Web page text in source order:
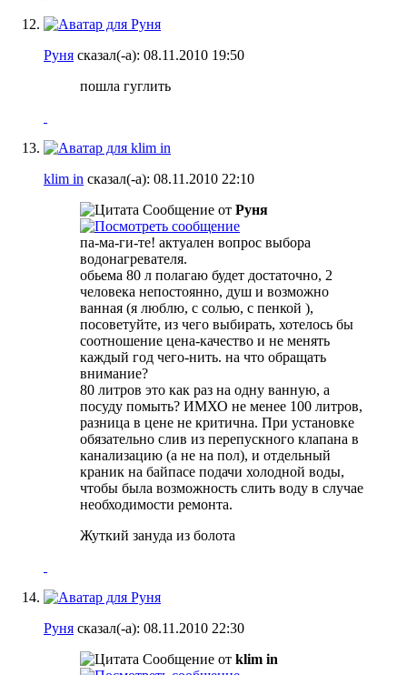
Руня сказал(-а): 08.11.2010 19:50
пошла гуглить
klim in сказал(-а): 08.11.2010 22:10
Сообщение от Руня
па-ма-ги-те! актуален вопрос выбора
водонагревателя.
обьема 80 л полагаю будет достаточно, 2
человека непостоянно, душ и возможно
ванная (я люблю, с солью, с пенкой ),
посоветуйте, из чего выбирать, хотелось бы
соотношение цена-качество и не менять
каждый год чего-нить. на что обращать
внимание?
80 литров это как раз на одну ванную, а
посуду помыть? ИМХО не менее 100 литров,
разница в цене не критична. При установке
обязательно слив из перепускного клапана в
канализацию (а не на пол), и отдельный
краник на байпасе подачи холодной воды,
чтобы была возможность слить воду в случае
необходимости ремонта.
Жуткий зануда из болота
Руня сказал(-а): 08.11.2010 22:30
Сообщение от klim in